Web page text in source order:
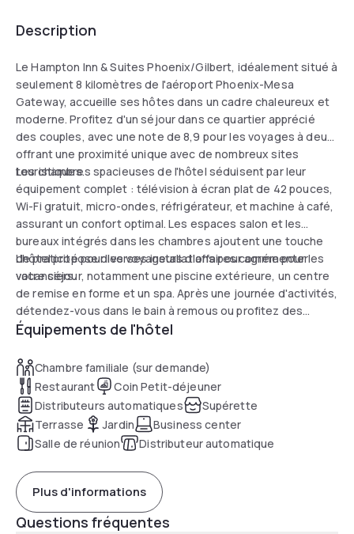
Description
Le Hampton Inn & Suites Phoenix/Gilbert, idéalement situé à
seulement 8 kilomètres de l'aéroport Phoenix-Mesa
Gateway, accueille ses hôtes dans un cadre chaleureux et
moderne. Profitez d'un séjour dans ce quartier apprécié
des couples, avec une note de 8,9 pour les voyages à deux,
offrant une proximité unique avec de nombreux sites
touristiques.
Les chambres spacieuses de l'hôtel séduisent par leur
équipement complet : télévision à écran plat de 42 pouces,
Wi-Fi gratuit, micro-ondes, réfrigérateur, et machine à café,
assurant un confort optimal. Les espaces salon et les
bureaux intégrés dans les chambres ajoutent une touche
de praticité pour les voyageurs d'affaires comme pour les
vacanciers.
L'hôtel propose diverses installations pour agrémenter
votre séjour, notamment une piscine extérieure, un centre
de remise en forme et un spa. Après une journée d'activités,
détendez-vous dans le bain à remous ou profitez des
services du centre d'affaires. La navette locale gratuite
malin aussi bien pour le tourisme que pour le travail.
Équipements de l'hôtel
Chambre familiale (sur demande)
Restaurant
Coin Petit-déjeuner
Distributeurs automatiques
Supérette
Terrasse
Jardin
Business center
Salle de réunion
Distributeur automatique
Plus d'informations
Questions fréquentes